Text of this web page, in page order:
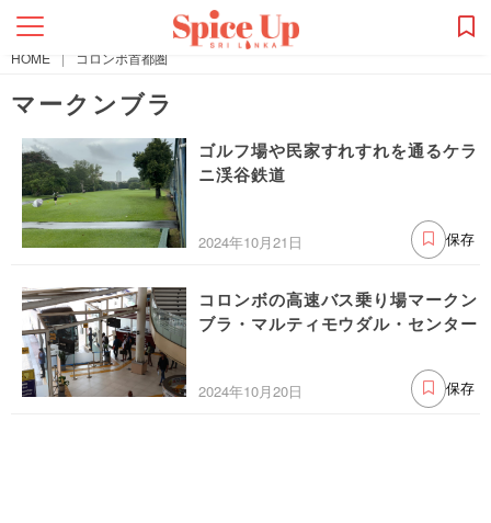
HOME | コロンボ首都圏
マークンブラ
ゴルフ場や民家すれすれを通るケラ
ニ渓谷鉄道
2024年10月21日 保存
コロンボの高速バス乗り場マークン
ブラ・マルティモウダル・センター
2024年10月20日 保存